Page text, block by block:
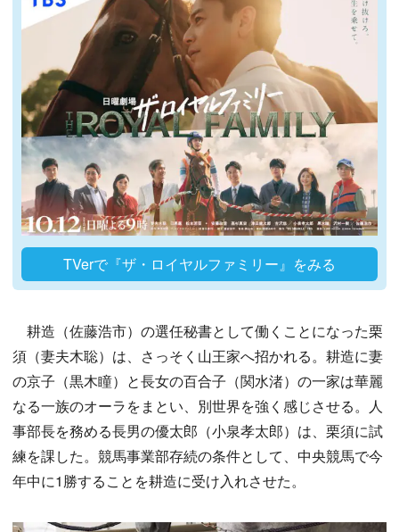
TVerで『ザ・ロイヤルファミリー』をみる
耕造（佐藤浩市）の選任秘書として働くことになった栗
須（妻夫木聡）は、さっそく山王家へ招かれる。耕造に妻
の京子（黒木瞳）と長女の百合子（関水渚）の一家は華麗
なる一族のオーラをまとい、別世界を強く感じさせる。人
事部長を務める長男の優太郎（小泉孝太郎）は、栗須に試
練を課した。競馬事業部存続の条件として、中央競馬で今
年中に1勝することを耕造に受け入れさせた。